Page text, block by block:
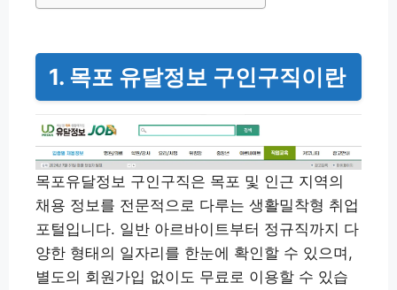
1. 목포 유달정보 구인구직이란
목포유달정보 구인구직은 목포 및 인근 지역의
채용 정보를 전문적으로 다루는 생활밀착형 취업
포털입니다. 일반 아르바이트부터 정규직까지 다
양한 형태의 일자리를 한눈에 확인할 수 있으며,
별도의 회원가입 없이도 무료로 이용할 수 있습